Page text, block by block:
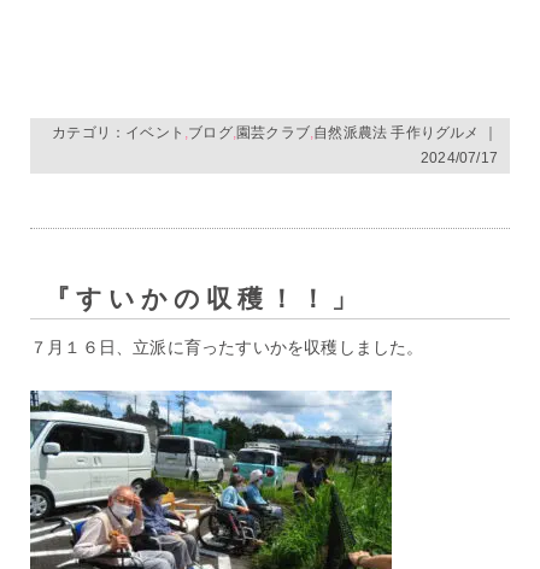
カテゴリ： イベント ブログ, 園芸クラブ, 自然派農法 手作りグルメ
｜
2024/07/17
『すいかの収穫！！」
７月１６日、立派に育ったすいかを収穫しました。